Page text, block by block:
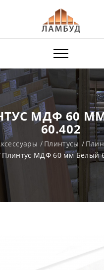
МДФ 60
60.402
Плинтусы
Плинтус МДФ 60 мм Белый